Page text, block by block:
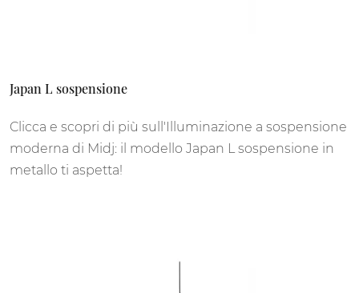
Japan L sospensione
Clicca e scopri di più sull'Illuminazione a sospensione
moderna di Midj: il modello Japan L sospensione in
metallo ti aspetta!